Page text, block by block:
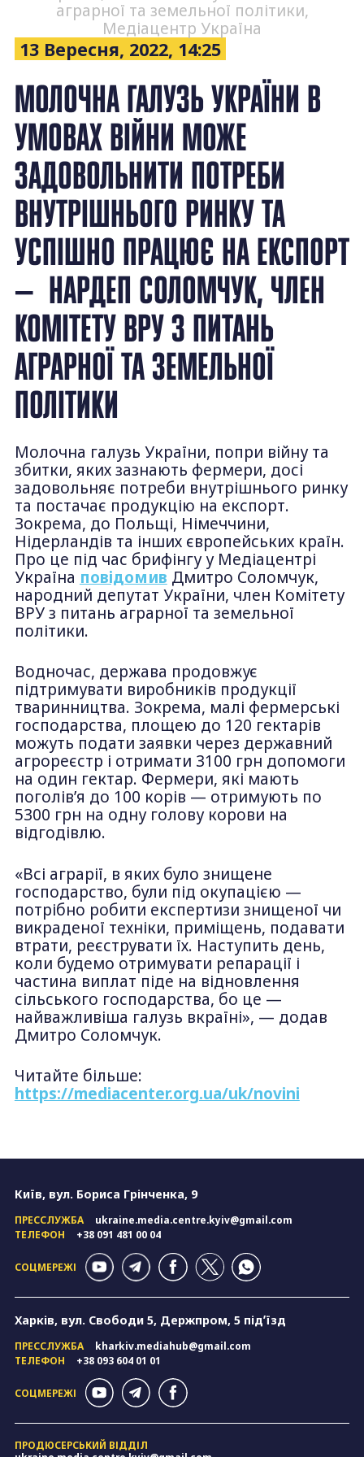
аграрної та земельної політики,
Медіацентр Україна
13 Вересня, 2022, 14:25
МОЛОЧНА ГАЛУЗЬ УКРАЇНИ В
УМОВАХ ВІЙНИ МОЖЕ
ЗАДОВОЛЬНИТИ ПОТРЕБИ
ВНУТРІШНЬОГО РИНКУ ТА
УСПІШНО ПРАЦЮЄ НА ЕКСПОРТ
— НАРДЕП СОЛОМЧУК, ЧЛЕН
КОМІТЕТУ ВРУ З ПИТАНЬ
АГРАРНОЇ ТА ЗЕМЕЛЬНОЇ
ПОЛІТИКИ
Молочна галузь України, попри війну та
збитки, яких зазнають фермери, досі
задовольняє потреби внутрішнього ринку
та постачає продукцію на експорт.
Зокрема, до Польщі, Німеччини,
Нідерландів та інших європейських країн.
Про це під час брифінгу у Медіацентрі
Україна повідомив Дмитро Соломчук,
народний депутат України, член Комітету
ВРУ з питань аграрної та земельної
політики.
Водночас, держава продовжує
підтримувати виробників продукції
тваринництва. Зокрема, малі фермерські
господарства, площею до 120 гектарів
можуть подати заявки через державний
агрореєстр і отримати 3100 грн допомоги
на один гектар. Фермери, які мають
поголів’я до 100 корів — отримують по
5300 грн на одну голову корови на
відгодівлю.
«Всі аграрії, в яких було знищене
господарство, були під окупацією —
потрібно робити експертизи знищеної чи
викраденої техніки, приміщень, подавати
втрати, реєструвати їх. Наступить день,
коли будемо отримувати репарації і
частина виплат піде на відновлення
сільського господарства, бо це —
найважливіша галузь вкраїні», — додав
Дмитро Соломчук.
Читайте більше:
https://mediacenter.org.ua/uk/novini
Київ, вул. Бориса Грінченка, 9
ПРЕССЛУЖБА
ukraine.media.centre.kyiv@gmail.com
ТЕЛЕФОН
+38 091 481 00 04
СОЦМЕРЕЖІ
Харків, вул. Свободи 5, Держпром, 5 підʼїзд
ПРЕССЛУЖБА
kharkiv.mediahub@gmail.com
ТЕЛЕФОН
+38 093 604 01 01
СОЦМЕРЕЖІ
ПРОДЮСЕРСЬКИЙ ВІДДІЛ